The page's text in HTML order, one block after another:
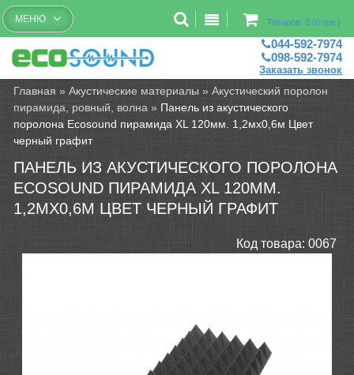
Бесплатный рассчет помещений
Товаров: 0 (0 грн.)
МЕНЮ
044-592-7974
098-592-7974
Заказать звонок
Главная »Акустические материалы »Акустический поролон
пирамида, ровный, волна » Панель из акустического
поролона Ecosound пирамида XL 120мм. 1,2мх0,6м Цвет
черный графит
ПАНЕЛЬ ИЗ АКУСТИЧЕСКОГО ПОРОЛОНА
ECOSOUND ПИРАМИДА XL 120ММ.
1,2МХ0,6М ЦВЕТ ЧЕРНЫЙ ГРАФИТ
Код товара: 0067